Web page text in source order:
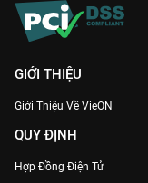
GIỚI THIỆU
Giới Thiệu Về VieON
QUY ĐỊNH
Hợp Đồng Điện Tử